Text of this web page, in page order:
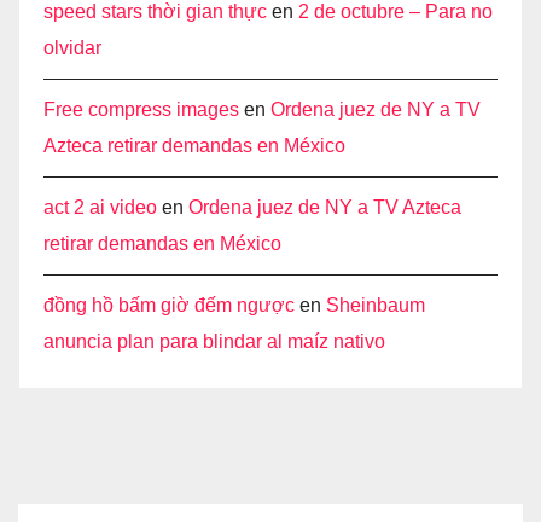
speed stars thời gian thực en 2 de octubre – Para no
olvidar
Free compress images en Ordena juez de NY a TV
Azteca retirar demandas en México
act 2 ai video en Ordena juez de NY a TV Azteca
retirar demandas en México
đồng hồ bấm giờ đếm ngược en Sheinbaum
anuncia plan para blindar al maíz nativo